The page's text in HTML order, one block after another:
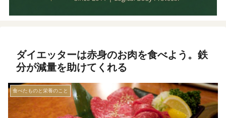
ダイエッターは赤身のお肉を食べよう。鉄
分が減量を助けてくれる
食べたものと栄養のこと